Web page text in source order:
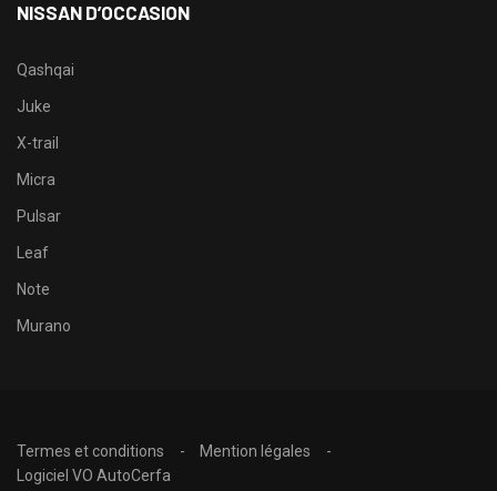
NISSAN D’OCCASION
Qashqai
Juke
X-trail
Micra
Pulsar
Leaf
Note
Murano
Termes et conditions
Mention légales
Logiciel VO AutoCerfa